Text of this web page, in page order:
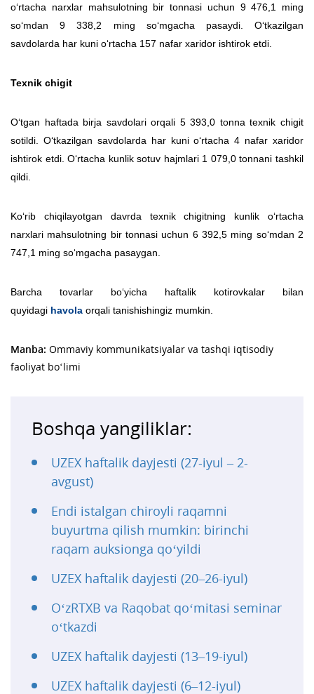
o‘rtacha narxlar mahsulotning bir tonnasi uchun 9 476,1 ming
so‘mdan 9 338,2 ming so‘mgacha pasaydi. O‘tkazilgan
savdolarda har kuni o‘rtacha 157 nafar xaridor ishtirok etdi.
Texnik chigit
O‘tgan haftada birja savdolari orqali 5 393,0 tonna texnik chigit
sotildi. O‘tkazilgan savdolarda har kuni o‘rtacha 4 nafar xaridor
ishtirok etdi. O‘rtacha kunlik sotuv hajmlari 1 079,0 tonnani tashkil
qildi.
Ko‘rib chiqilayotgan davrda texnik chigitning kunlik o‘rtacha
narxlari mahsulotning bir tonnasi uchun 6 392,5 ming so‘mdan 2
747,1 ming so‘mgacha pasaygan.
Barcha tovarlar bo‘yicha haftalik kotirovkalar bilan
quyidagi havola orqali tanishishingiz mumkin.
Manba: Ommaviy kommunikatsiyalar va tashqi iqtisodiy
faoliyat bo‘limi
Boshqa yangiliklar:
UZEX haftalik dayjesti (27-iyul – 2-
avgust)
Endi istalgan chiroyli raqamni
buyurtma qilish mumkin: birinchi
raqam auksionga qo‘yildi
UZEX haftalik dayjesti (20–26-iyul)
O‘zRTXB va Raqobat qo‘mitasi seminar
o‘tkazdi
UZEX haftalik dayjesti (13–19-iyul)
UZEX haftalik dayjesti (6–12-iyul)